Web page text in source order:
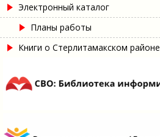
Электронный каталог
Планы работы
Книги о Стерлитамакском районе